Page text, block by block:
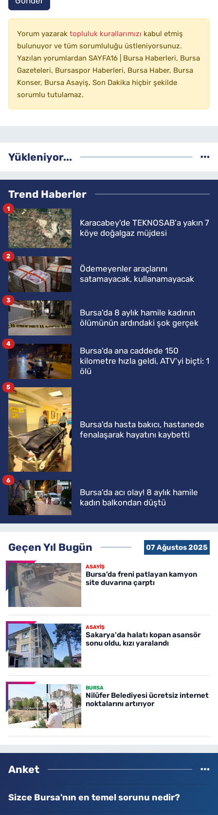
Yorum yazarak topluluk kurallarımızı kabul etmiş
bulunuyor ve tüm sorumluluğu üstleniyorsunuz.
Yazılan yorumlardan SAYFA16 | Bursa Haberleri, Bursa
Gazeteleri, Bursaspor Haberleri, Bursa Haber, Bursa
Konser, Bursa Asayiş, Son Dakika hiçbir şekilde
sorumlu tutulamaz.
Yükleniyor...
Trend Haberler
Karacabey'de TEKNOSAB'a yakın 7
köye doğalgaz müjdesi
1
Ödemeyenler araçlarını
satamayacak, kullanamayacak
2
Bursa'da 8 aylık hamile kadının
ölümünün ardındaki şok gerçek
3
Bursa'da ana caddede 150
kilometre hızla geldi, ATV'yi biçti: 1
ölü
4
Bursa'da hasta bakıcı, hastanede
fenalaşarak hayatını kaybetti
5
Bursa'da acı olay! 8 aylık hamile
kadın balkondan düştü
6
Geçen Yıl Bugün 07 Ağustos 2025
ASAYİŞ
Bursa’da freni patlayan kamyon
site duvarına çarptı
ASAYİŞ
Sakarya'da halatı kopan asansör
sonu oldu, kızı yaralandı
BURSA
Nilüfer Belediyesi ücretsiz internet
noktalarını artırıyor
Anket
Sizce Bursa'nın en temel sorunu nedir?